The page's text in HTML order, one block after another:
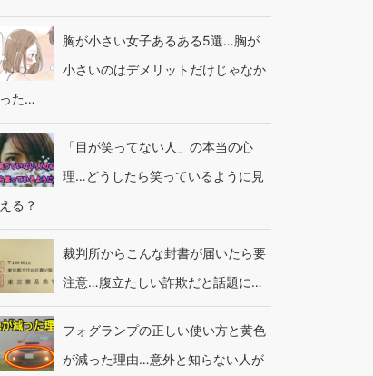
胸が小さい女子あるある5選…胸が
小さいのはデメリットだけじゃなか
った…
「目が笑ってない人」の本当の心
理…どうしたら笑っているように見
える？
裁判所からこんな封書が届いたら要
注意…腹立たしい詐欺だと話題に…
フォグランプの正しい使い方と黄色
が減った理由…意外と知らない人が